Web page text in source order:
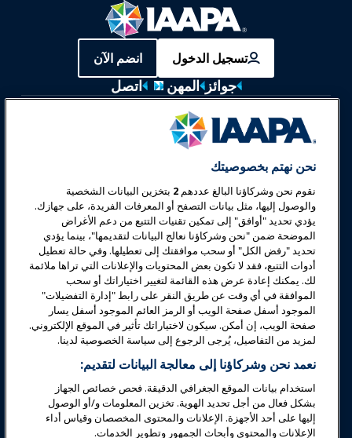
تسجيل الدخول انضم الآن
جوائز المهن
اتصل
معارض وفعاليات
أخبار وعالم المرح
تعليم
السلامة والأمان
الدعوة
البحوث والتقارير
حول IAAPA
شركاء
نحن نهتم بخصوصيتك
نقوم نحن وشركاؤنا البالغ عددهم 2 بتخزين البيانات الشخصية
والوصول إليها، مثل بيانات التصفح أو المعرفات الفريدة، على جهازك.
يؤدي تحديد "أوافق" إلى تمكين تقنيات التتبع من دعم الأغراض
الموضحة ضمن "نحن وشركاؤنا نعالج البيانات لتقديمها"، بينما يؤدي
تحديد "رفض الكل" أو سحب موافقتك إلى تعطيلها. وفي حالة تعطيل
أدوات التتبع، فقد لا تكون بعض المحتويات والإعلانات التي تراها ملائمة
لك. يمكنك إعادة عرض هذه القائمة لتغيير اختياراتك أو سحب
الموافقة في أي وقت عن طريق النقر على رابط "إدارة التفضيلات"
الموجود أسفل صفحة الويب أو الرمز العائم الموجود أسفل يسار
صفحة الويب، إن أمكن. سيكون لاختياراتك تأثير في الموقع الإلكتروني.
لمزيد من التفاصيل، يُرجى الرجوع إلى سياسة الخصوصية لدينا.
نعمد نحن وشركاؤنا إلى معالجة البيانات لتقديم:
استخدام بيانات الموقع الجغرافي الدقيقة. فحص خصائص الجهاز
بشكل فعال من أجل تحديد الهوية. تخزين المعلومات و/أو الوصول
إليها على أحد الأجهزة. الإعلانات والمحتوى المخصصان وقياس أداء
الإعلانات والمحتوى وأبحاث الجمهور وتطوير الخدمات.